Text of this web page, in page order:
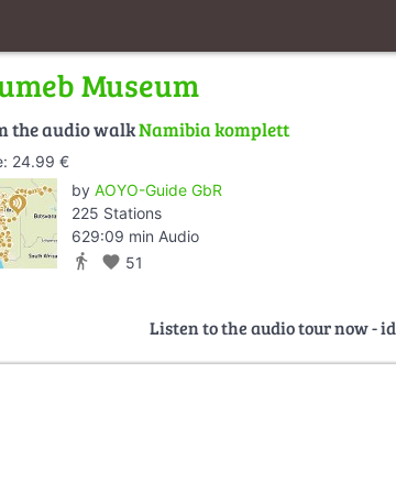
Museum
the audio walkNamibia komplett
24.99 €
by AOYO-Guide GbR
225 Stations
629:09 min Audio
directions_walk favorite 51
Listen to the audio tour now -